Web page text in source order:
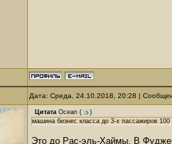
Дата: Среда, 24.10.2018, 20:28 |
Цитата Ocean (
)
машина бизнес класса до 3-х пассажиров 100
Это до Рас-эль-Хаймы. В